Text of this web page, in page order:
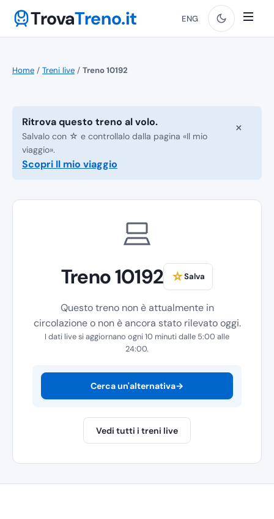
TrovaTreno.it ENG
Home / Treni live / Treno 10192
Ritrova questo treno al volo.
Salvalo con ☆ e controllalo dalla pagina «Il mio
viaggio».
Scopri Il mio viaggio
×
Treno 10192 ☆Salva
Questo treno non è attualmente in
circolazione o non è ancora stato rilevato oggi.
I dati live si aggiornano ogni 10 minuti dalle 5:00 alle
24:00.
Cerca un'alternativa→
Vedi tutti i treni live